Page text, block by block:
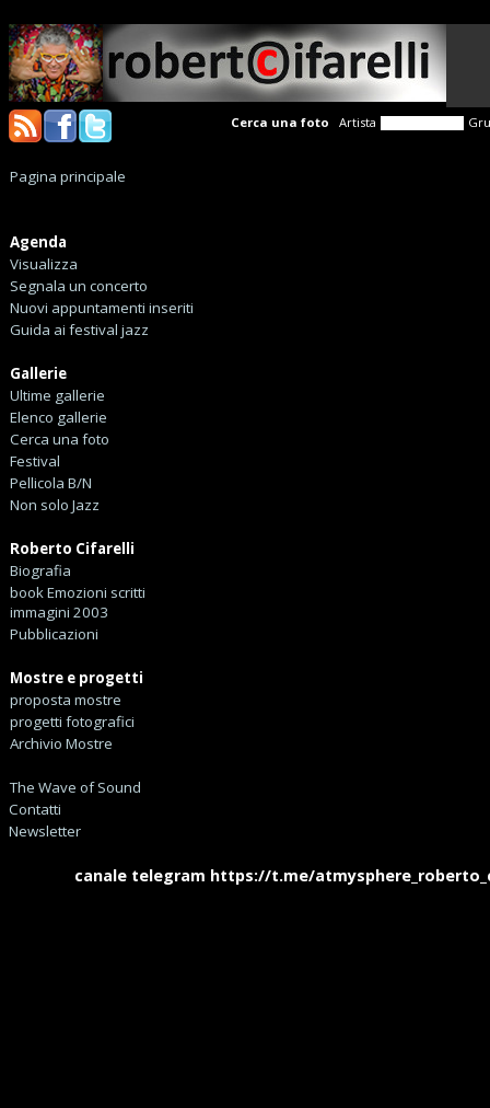
Cerca una foto Artista
Pagina principale
Agenda
Visualizza
Segnala un concerto
Nuovi appuntamenti inseriti
Guida ai festival jazz
Gallerie
Ultime gallerie
Elenco gallerie
Cerca una foto
Festival
Pellicola B/N
Non solo Jazz
Roberto Cifarelli
Biografia
book Emozioni scritti
immagini 2003
Pubblicazioni
Mostre e progetti
proposta mostre
progetti fotografici
Archivio Mostre
The Wave of Sound
Contatti
Newsletter
canale telegram https://t.me/